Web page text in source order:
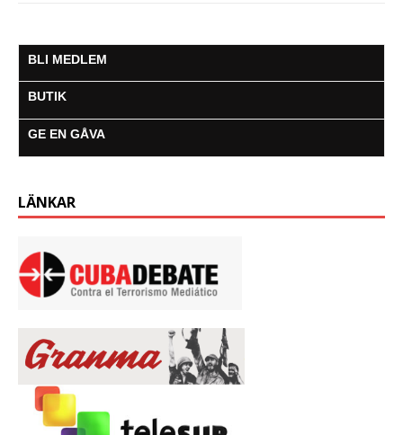
BLI MEDLEM
BUTIK
GE EN GÅVA
LÄNKAR